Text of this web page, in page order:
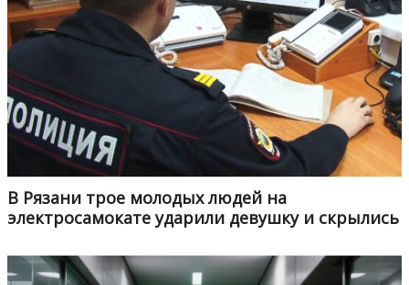
В Рязани трое молодых людей на
электросамокате ударили девушку и скрылись